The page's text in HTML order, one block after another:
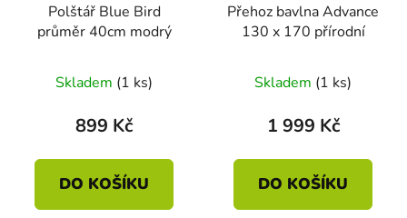
Polštář Blue Bird
průměr 40cm modrý
Skladem (1 ks)
899 Kč
DO KOŠÍKU
Přehoz bavlna Advance
130 x 170 přírodní
Skladem (1 ks)
1 999 Kč
DO KOŠÍKU